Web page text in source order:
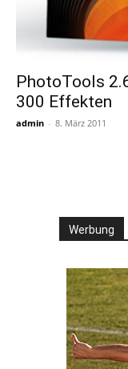
PhotoTools
300 Effekten
admin - 8. März 2011
Werbung